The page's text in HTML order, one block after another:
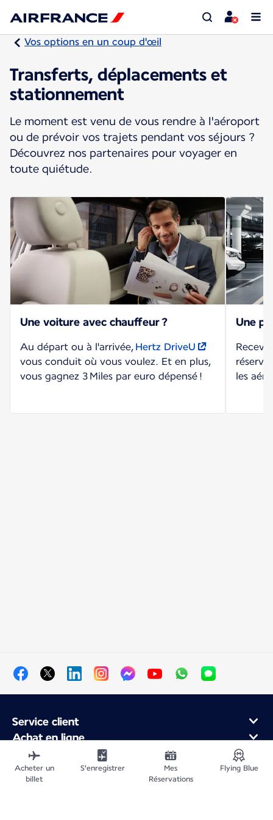
Vos options en un coup d'œil
Transferts, déplacements et
stationnement
Le moment est venu de vous rendre à l'aéroport
ou de prévoir vos trajets pendant vos séjours ?
Découvrez nos partenaires pour voyager en
toute quiétude.
Une voiture avec chauffeur ?
Au départ ou à l'arrivée, Hertz DriveU
vous conduit où vous voulez. Et en plus,
vous gagnez 3 Miles par euro dépensé !
Une
les
Service client
Achat en ligne
Programme de fidélité et partenaires
À propos d'Air France
Application Mobile Air France
Acheter un
billet
S'enregistrer
Mes
Réservations
Flying Blue